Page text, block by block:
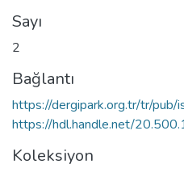
Sayı
2
Bağlantı
https://dergipark.org.tr/tr/
https://hdl.handle.net/
Koleksiyon